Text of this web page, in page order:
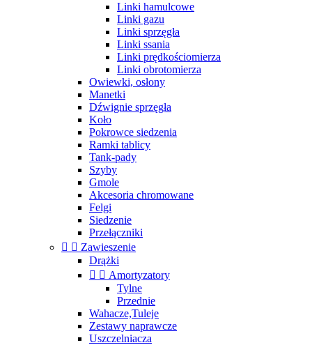
Linki hamulcowe
Linki gazu
Linki sprzęgła
Linki ssania
Linki prędkościomierza
Linki obrotomierza
Owiewki, osłony
Manetki
Dźwignie sprzęgła
Koło
Pokrowce siedzenia
Ramki tablicy
Tank-pady
Szyby
Gmole
Akcesoria chromowane
Felgi
Siedzenie
Przełączniki
  Zawieszenie
Drążki
  Amortyzatory
Tylne
Przednie
Wahacze,Tuleje
Zestawy naprawcze
Uszczelniacza